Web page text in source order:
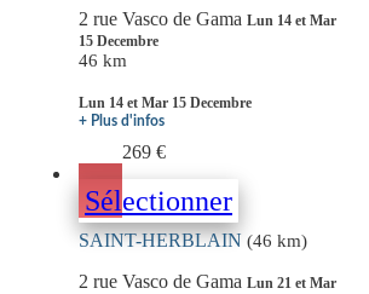
2 rue Vasco de Gama Lun 14 et Mar
15 Decembre
46 km
Lun 14 et Mar 15 Decembre
+ Plus d'infos
269 €
Sélectionner
SAINT-HERBLAIN (46 km)
2 rue Vasco de Gama Lun 21 et Mar